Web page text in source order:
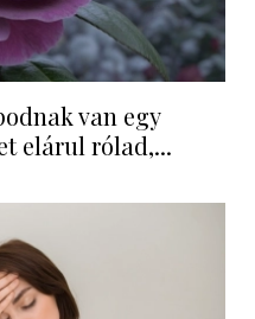
van egy
elárul rólad,...